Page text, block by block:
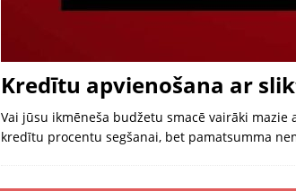
Kredītu apvienošana ar
Vai jūsu ikmēneša budžetu smacē vairāki
kredītu procentu segšanai, bet pamatsumma